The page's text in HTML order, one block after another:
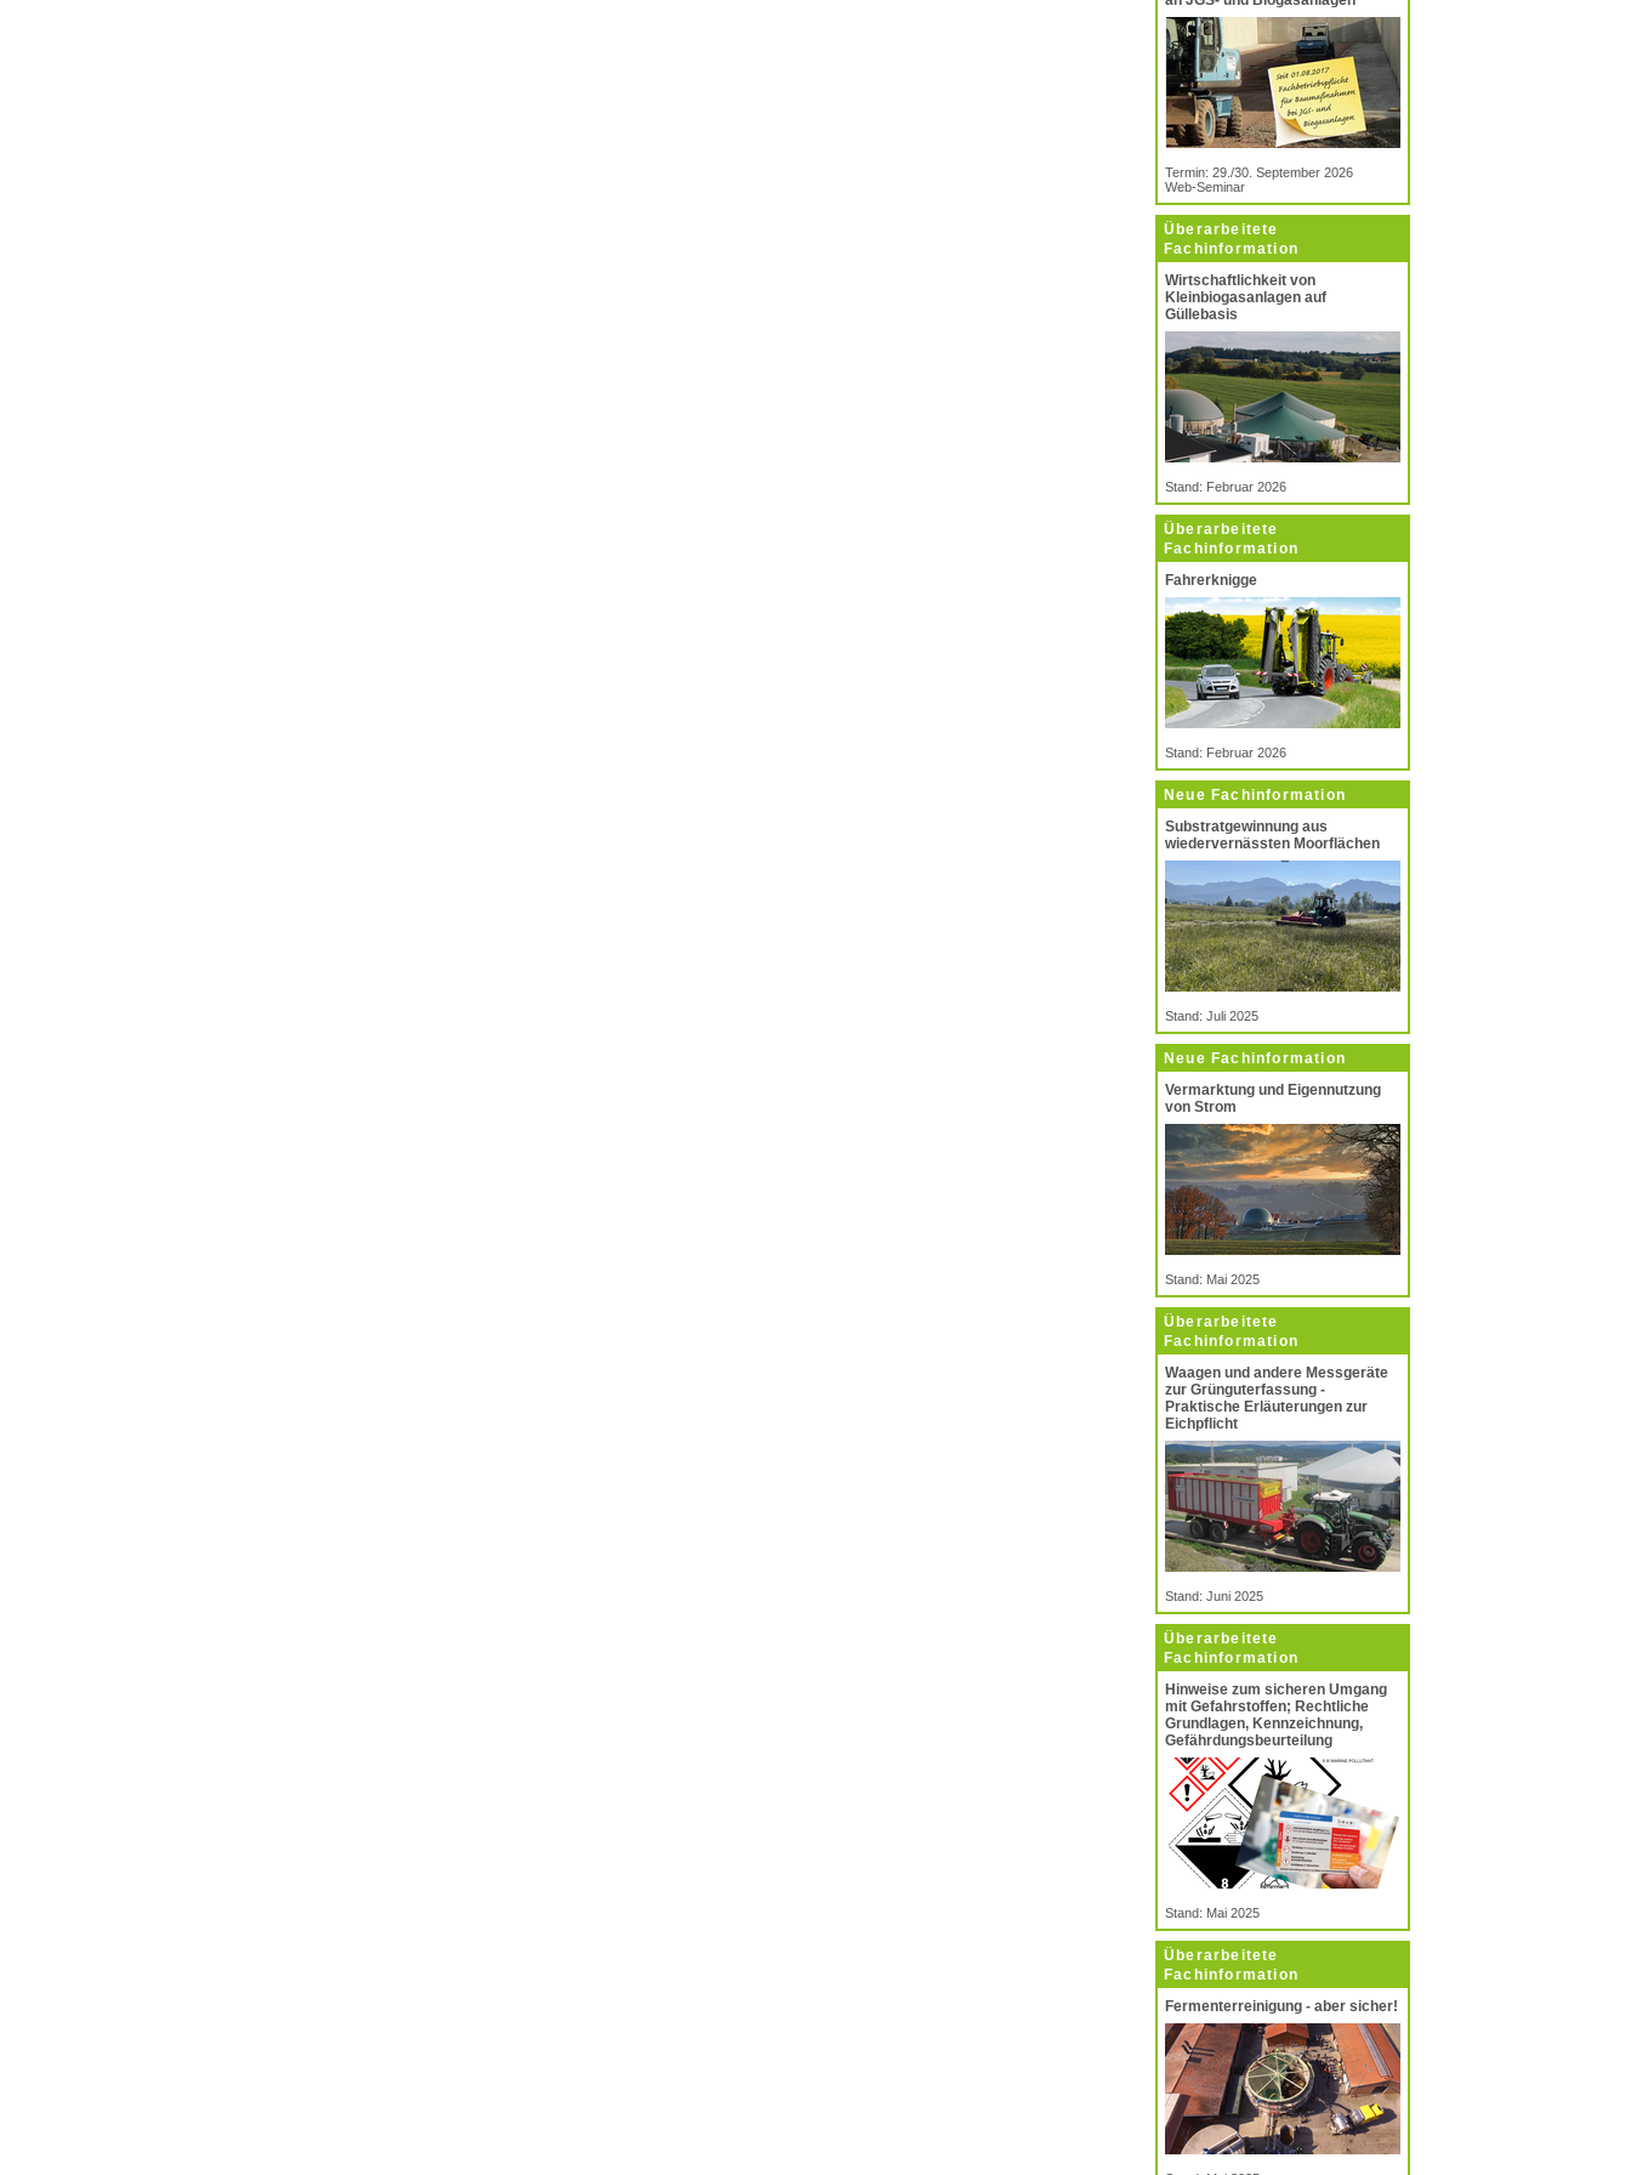
Termin: 29./30. September 2026
Web-Seminar
Überarbeitete
Fachinformation
Wirtschaftlichkeit von
Kleinbiogasanlagen auf
Güllebasis
Stand: Februar 2026
Überarbeitete
Fachinformation
Fahrerknigge
Stand: Februar 2026
Neue Fachinformation
Substratgewinnung aus
wiedervernässten Moorflächen
Stand: Juli 2025
Neue Fachinformation
Vermarktung und Eigennutzung
von Strom
Stand: Mai 2025
Überarbeitete
Fachinformation
Waagen und andere Messgeräte
zur Grünguterfassung -
Praktische Erläuterungen zur
Eichpflicht
Stand: Juni 2025
Überarbeitete
Fachinformation
Hinweise zum sicheren Umgang
mit Gefahrstoffen; Rechtliche
Grundlagen, Kennzeichnung,
Gefährdungsbeurteilung
Stand: Mai 2025
Überarbeitete
Fachinformation
Fermenterreinigung - aber sicher!